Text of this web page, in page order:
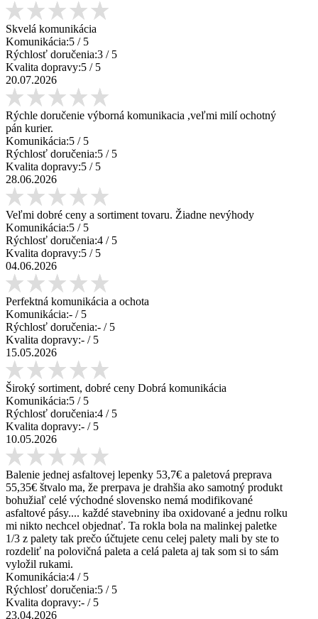
Skvelá komunikácia
Komunikácia:5 / 5
Rýchlosť doručenia:3 / 5
Kvalita dopravy:5 / 5
20.07.2026
Rýchle doručenie výborná komunikacia ,veľmi milí ochotný
pán kurier.
Komunikácia:5 / 5
Rýchlosť doručenia:5 / 5
Kvalita dopravy:5 / 5
28.06.2026
Veľmi dobré ceny a sortiment tovaru. Žiadne nevýhody
Komunikácia:5 / 5
Rýchlosť doručenia:4 / 5
Kvalita dopravy:5 / 5
04.06.2026
Perfektná komunikácia a ochota
Komunikácia:- / 5
Rýchlosť doručenia:- / 5
Kvalita dopravy:- / 5
15.05.2026
Široký sortiment, dobré ceny Dobrá komunikácia
Komunikácia:5 / 5
Rýchlosť doručenia:4 / 5
Kvalita dopravy:- / 5
10.05.2026
Balenie jednej asfaltovej lepenky 53,7€ a paletová preprava
55,35€ štvalo ma, že prerpava je drahšia ako samotný produkt
bohužiaľ celé východné slovensko nemá modifikované
asfaltové pásy.... každé stavebniny iba oxidované a jednu rolku
mi nikto nechcel objednať. Ta rokla bola na malinkej paletke
1/3 z palety tak prečo účtujete cenu celej palety mali by ste to
rozdeliť na polovičná paleta a celá paleta aj tak som si to sám
vyložil rukami.
Komunikácia:4 / 5
Rýchlosť doručenia:5 / 5
Kvalita dopravy:- / 5
23.04.2026